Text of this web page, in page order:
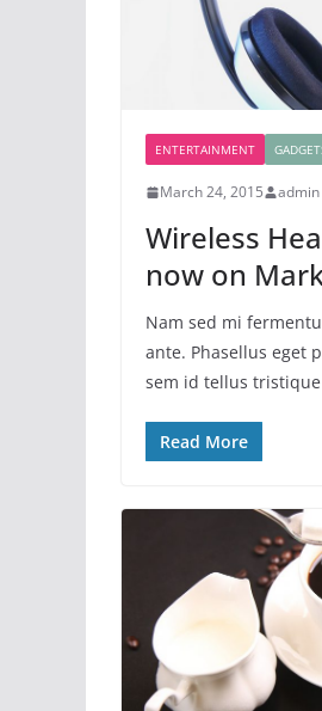
ENTERTAINMENT
March 24, 2015 admin
Wireless
now on
Nam sed mi
ante. Phasellus eget
sem id tellus
Read More